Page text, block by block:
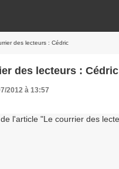
des lecteurs : Cédric
des lecteurs : Cédric
2012 à 13:57